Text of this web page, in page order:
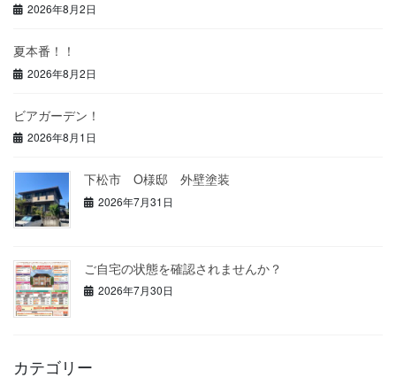
2026年8月2日
夏本番！！
2026年8月2日
ビアガーデン！
2026年8月1日
下松市 O様邸 外壁塗装
2026年7月31日
ご自宅の状態を確認されませんか？
2026年7月30日
カテゴリー